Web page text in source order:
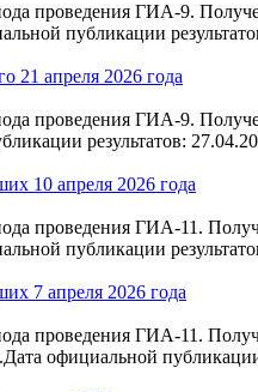
проведения ГИА-9.
публикации
21 апреля 2026 года
проведения ГИА-9.
результатов:
10 апреля 2026 года
проведения ГИА-11.
публикации
7 апреля 2026 года
проведения ГИА-11.
официальной